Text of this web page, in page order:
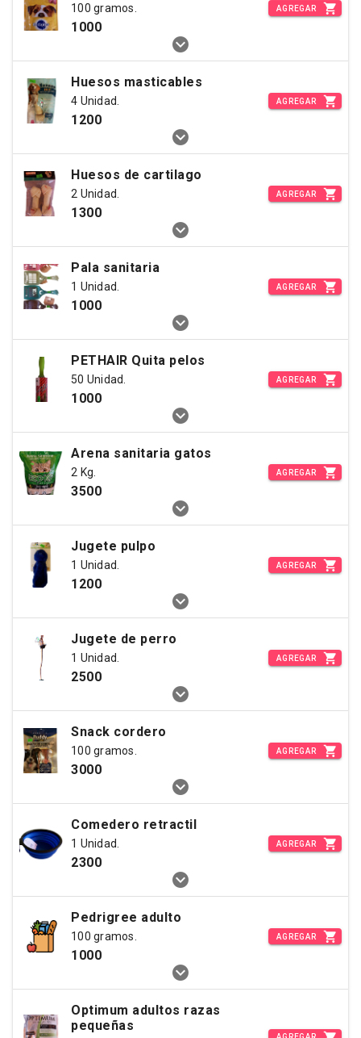
100 gramos.
1000
AGREGAR
Huesos masticables
4 Unidad.
1200
AGREGAR
Huesos de cartilago
2 Unidad.
1300
AGREGAR
Pala sanitaria
1 Unidad.
1000
AGREGAR
PETHAIR Quita pelos
50 Unidad.
1000
AGREGAR
Arena sanitaria gatos
2 Kg.
3500
AGREGAR
Jugete pulpo
1 Unidad.
1200
AGREGAR
Jugete de perro
1 Unidad.
2500
AGREGAR
Snack cordero
100 gramos.
3000
AGREGAR
Comedero retractil
1 Unidad.
2300
AGREGAR
Pedrigree adulto
100 gramos.
1000
AGREGAR
Optimum adultos razas
pequeñas